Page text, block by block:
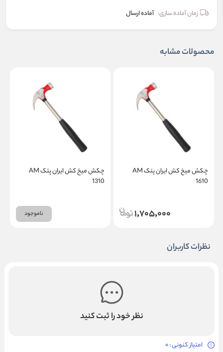
زمان آماده سازی: آماده ارسال
محصولات مشابه
چکش میخ کش ایران پتک AM
1610
1,705,000
چکش میخ کش ایران پتک AM
1310
ناموجود
نظرات کاربران
نظر خود را ثبت کنید
امتیاز کنونی : 0